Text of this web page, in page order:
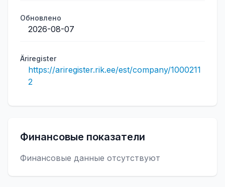
Обновлено
2026-08-07
Äriregister
https://ariregister.rik.ee/est/company/1000211
2
Финансовые показатели
Финансовые данные отсутствуют